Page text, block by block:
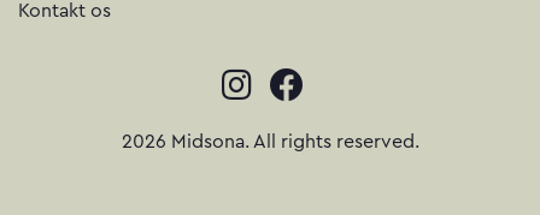
Kontakt os
2026 Midsona. All rights reserved.